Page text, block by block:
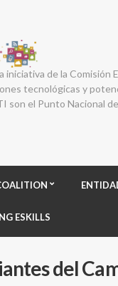
iniciativa de la Comisión
tecnológicas y
son el Punto Nacional
ESKILLS
del